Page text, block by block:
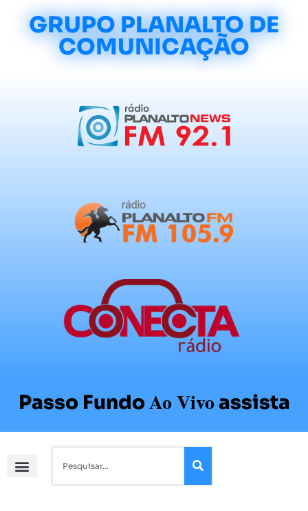
GRUPO PLANALTO DE
COMUNICAÇÃO
Passo FundoAo Vivoassista